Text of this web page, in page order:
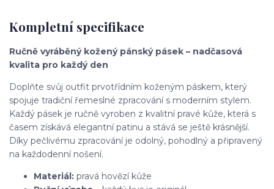
Kompletní specifikace
Ručně vyráběný kožený pánský pásek – nadčasová
kvalita pro každý den
Doplňte svůj outfit prvotřídním koženým páskem, který
spojuje tradiční řemeslné zpracování s moderním stylem.
Každý pásek je ručně vyroben z kvalitní pravé kůže, která s
časem získává elegantní patinu a stává se ještě krásnější.
Díky pečlivému zpracování je odolný, pohodlný a připravený
na každodenní nošení.
Materiál: pravá hovězí kůže